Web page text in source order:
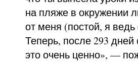
на пляже в окружении
от меня (постой, я
Теперь, после 293
это очень ценно», —